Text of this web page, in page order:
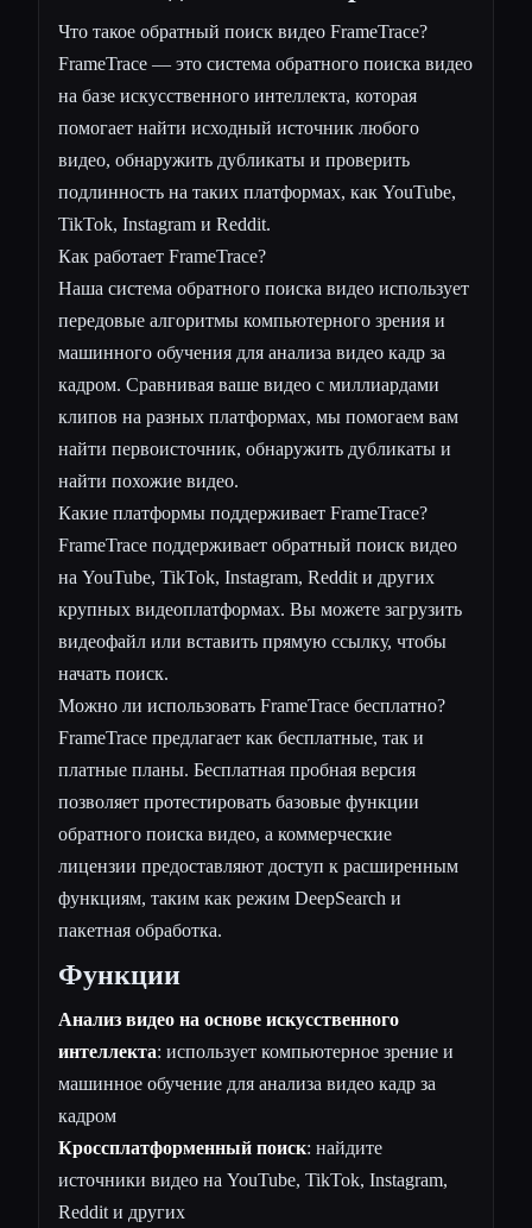
Что такое обратный поиск видео FrameTrace?
FrameTrace — это система обратного поиска видео
на базе искусственного интеллекта, которая
помогает найти исходный источник любого
видео, обнаружить дубликаты и проверить
подлинность на таких платформах, как YouTube,
TikTok, Instagram и Reddit.
Как работает FrameTrace?
Наша система обратного поиска видео использует
передовые алгоритмы компьютерного зрения и
машинного обучения для анализа видео кадр за
кадром. Сравнивая ваше видео с миллиардами
клипов на разных платформах, мы помогаем вам
найти первоисточник, обнаружить дубликаты и
найти похожие видео.
Какие платформы поддерживает FrameTrace?
FrameTrace поддерживает обратный поиск видео
на YouTube, TikTok, Instagram, Reddit и других
крупных видеоплатформах. Вы можете загрузить
видеофайл или вставить прямую ссылку, чтобы
начать поиск.
Можно ли использовать FrameTrace бесплатно?
FrameTrace предлагает как бесплатные, так и
платные планы. Бесплатная пробная версия
позволяет протестировать базовые функции
обратного поиска видео, а коммерческие
лицензии предоставляют доступ к расширенным
функциям, таким как режим DeepSearch и
пакетная обработка.
Функции
Анализ видео на основе искусственного
интеллекта: использует компьютерное зрение и
машинное обучение для анализа видео кадр за
кадром
Кроссплатформенный поиск: найдите
источники видео на YouTube, TikTok, Instagram,
Reddit и других